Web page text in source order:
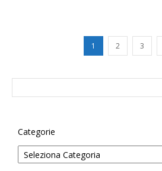
1 2 3
Categorie